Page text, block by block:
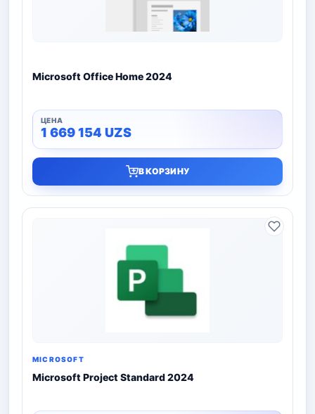
Microsoft Office Home 2024
1 669 154 UZS
В КОРЗИНУ
MICROSOFT
Microsoft Project Standard 2024